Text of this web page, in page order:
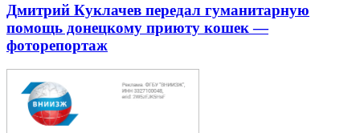
Дмитрий Куклачев передал гуманитарную
помощь донецкому приюту кошек —
фоторепортаж